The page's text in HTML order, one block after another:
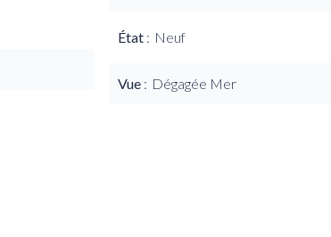
État Neuf
Vue Dégagée Mer